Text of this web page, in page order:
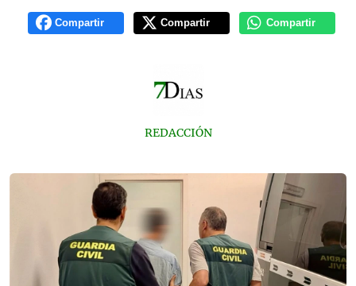
Compartir Compartir Compartir
REDACCIÓN